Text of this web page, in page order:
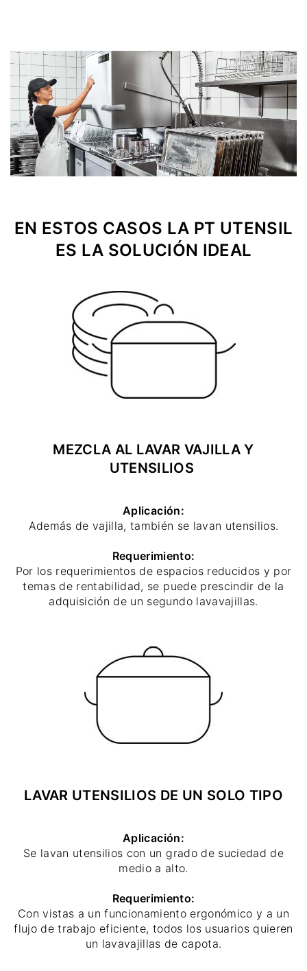
EN ESTOS CASOS LA PT UTENSIL
ES LA SOLUCIÓN IDEAL
MEZCLA AL LAVAR VAJILLA Y
UTENSILIOS
Aplicación:
Además de vajilla, también se lavan utensilios.
Requerimiento:
Por los requerimientos de espacios reducidos y por
temas de rentabilidad, se puede prescindir de la
adquisición de un segundo lavavajillas.
LAVAR UTENSILIOS DE UN SOLO TIPO
Aplicación:
Se lavan utensilios con un grado de suciedad de
medio a alto.
Requerimiento:
Con vistas a un funcionamiento ergonómico y a un
flujo de trabajo eficiente, todos los usuarios quieren
un lavavajillas de capota.